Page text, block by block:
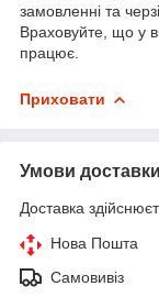
замовленні та
Враховуйте, що у
працює.
Приховати
Умови доставки
Доставка
Нова Пошта
Самовивіз